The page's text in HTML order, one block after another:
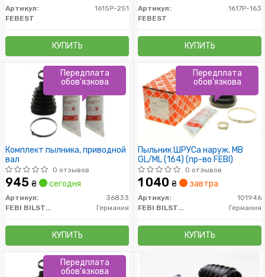
Артикул:
1615P-251
FEBEST
КУПИТЬ
Артикул:
1617P-163
FEBEST
КУПИТЬ
Комплект пылника, приводной
вал
0 отзывов
945 ₴ сегодня
Артикул:
36833
FEBI BILSTEIN
Германия
КУПИТЬ
Передплата
обов'язкова
Пыльник ШРУСа наруж. МВ
GL/ML (164) (пр-во FEBI)
0 отзывов
1 040 ₴ завтра
Артикул:
101946
FEBI BILSTEIN
Германия
КУПИТЬ
Передплата
обов'язкова
Передплата
обов'язкова